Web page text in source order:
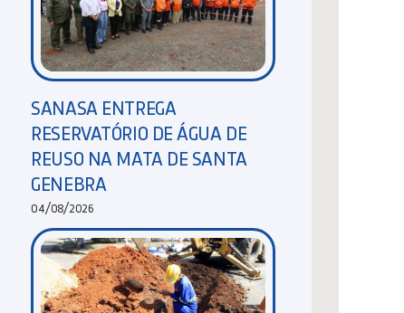
SANASA ENTREGA
RESERVATÓRIO DE ÁGUA DE
REUSO NA MATA DE SANTA
GENEBRA
04/08/2026